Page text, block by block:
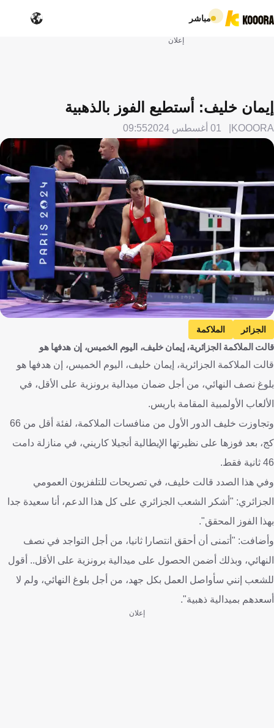
مباشر
إعلان
إيمان خليف: أستطيع الفوز بالذهبية
KOOORA 01 أغسطس 2024 09:55
الجزائر الملاكمة
قالت الملاكمة الجزائرية، إيمان خليف، اليوم الخميس، إن هدفها هو
قالت الملاكمة الجزائرية، إيمان خليف، اليوم الخميس، إن هدفها هو
بلوغ نصف النهائي، من أجل ضمان ميدالية برونزية على الأقل، في
الألعاب الأولمبية المقامة باريس.
وتجاوزت خليف الدور الأول من منافسات الملاكمة، لفئة أقل من 66
كج، بعد فوزها على نظيرتها الإيطالية أنجيلا كاريني، في منازلة دامت
46 ثانية فقط.
وفي هذا الصدد قالت خليف، في تصريحات للتلفزيون العمومي
الجزائري: "أشكر الشعب الجزائري على كل هذا الدعم، أنا سعيدة جدا
بهذا الفوز المحقق".
وأضافت: "أتمنى أن أحقق انتصارا ثانيا، من أجل التواجد في نصف
النهائي، وبذلك أضمن الحصول على ميدالية برونزية على الأقل.. أقول
للشعب إنني سأواصل العمل بكل جهد، من أجل بلوغ النهائي، ولم لا
أسعدهم بميدالية ذهبية".
إعلان